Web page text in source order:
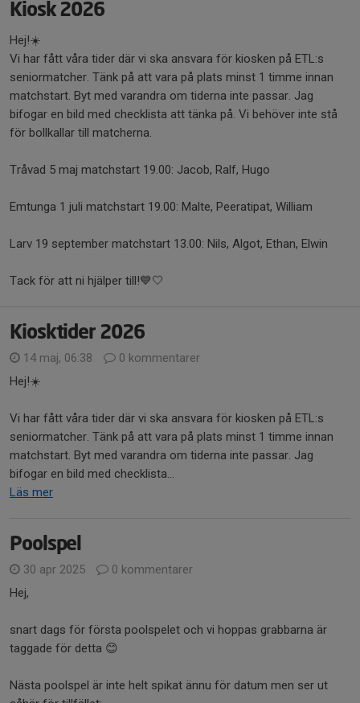
Kiosk 2026
Hej!☀️
Vi har fått våra tider där vi ska ansvara för kiosken på ETL:s
seniormatcher. Tänk på att vara på plats minst 1 timme innan
matchstart. Byt med varandra om tiderna inte passar. Jag
bifogar en bild med checklista att tänka på. Vi behöver inte stå
för bollkallar till matcherna.
Tråvad 5 maj matchstart 19.00: Jacob, Ralf, Hugo
Emtunga 1 juli matchstart 19.00: Malte, Peeratipat, William
Larv 19 september matchstart 13.00: Nils, Algot, Ethan, Elwin
Tack för att ni hjälper till!💙🤍
Kiosktider 2026
14 maj, 06:38
0 kommentarer
Hej!☀️
Vi har fått våra tider där vi ska ansvara för kiosken på ETL:s
seniormatcher. Tänk på att vara på plats minst 1 timme innan
matchstart. Byt med varandra om tiderna inte passar. Jag
bifogar en bild med checklista...
Läs mer
Poolspel
30 apr 2025
0 kommentarer
Hej,
snart dags för första poolspelet och vi hoppas grabbarna är
taggade för detta 😊
Nästa poolspel är inte helt spikat ännu för datum men ser ut